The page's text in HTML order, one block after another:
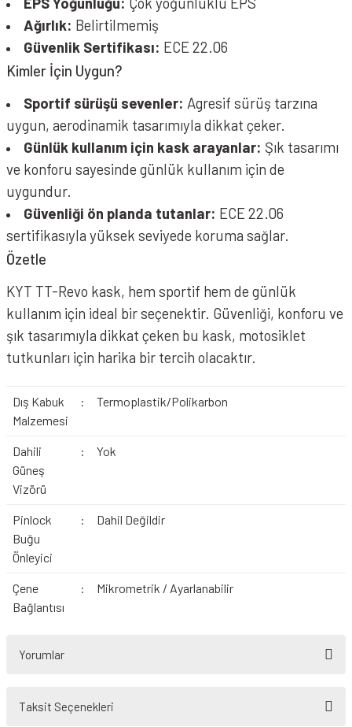
Ağırlık: Belirtilmemiş
Güvenlik Sertifikası: ECE 22.06
Kimler İçin Uygun?
Sportif sürüşü sevenler: Agresif sürüş tarzına
uygun, aerodinamik tasarımıyla dikkat çeker.
Günlük kullanım için kask arayanlar: Şık tasarımı
ve konforu sayesinde günlük kullanım için de
uygundur.
Güvenliği ön planda tutanlar: ECE 22.06
sertifikasıyla yüksek seviyede koruma sağlar.
Özetle
KYT TT-Revo kask, hem sportif hem de günlük
kullanım için ideal bir seçenektir. Güvenliği, konforu ve
şık tasarımıyla dikkat çeken bu kask, motosiklet
tutkunları için harika bir tercih olacaktır.
Dış Kabuk
Malzemesi
: Termoplastik/Polikarbon
Dahili
Güneş
Vizörü
: Yok
Pinlock
Buğu
Önleyici
: Dahil Değildir
Çene
Bağlantısı
: Mikrometrik / Ayarlanabilir
Yorumlar
Taksit Seçenekleri